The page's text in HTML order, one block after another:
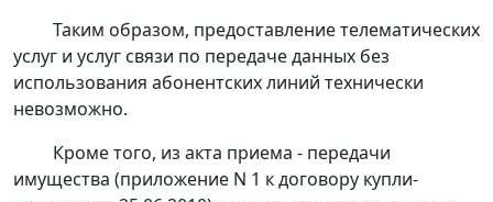
Таким образом, предоставление телематических
услуг и услуг связи по передаче данных без
использования абонентских линий технически
невозможно.
Кроме того, из акта приема - передачи
имущества (приложение N 1 к договору купли-